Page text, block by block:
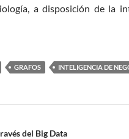
a disposición de la
GRAFOS INTELIGENCIA DE
del Big Data